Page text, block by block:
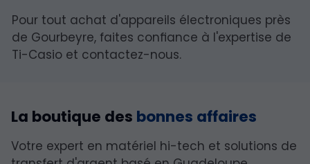
Pour tout achat d'appareils électroniques près
de Gourbeyre, faites confiance à l'expertise de
Ti-Casio et contactez-nous.
La boutique des bonnes affaires
Votre expert en matériel hi-tech et solutions de